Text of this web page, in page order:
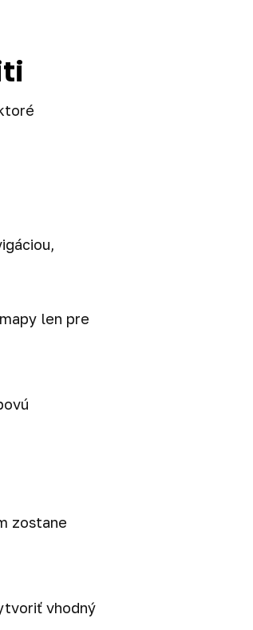
len pre
zostane
vhodný